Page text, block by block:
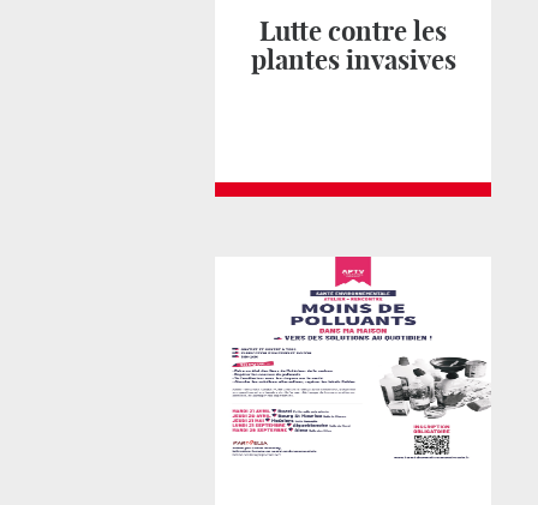
Lutte contre les
plantes invasives